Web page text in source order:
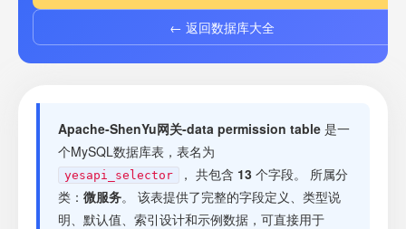
套餐
← 返回数据库大全
Apache-ShenYu网关-data permission table 是一
个MySQL数据库表，表名为
yesapi_selector ， 共包含 13 个字段。 所属分
类： 微服务。 该表提供了完整的字段定义、类型说
明、默认值、索引设计和示例数据，可直接用于